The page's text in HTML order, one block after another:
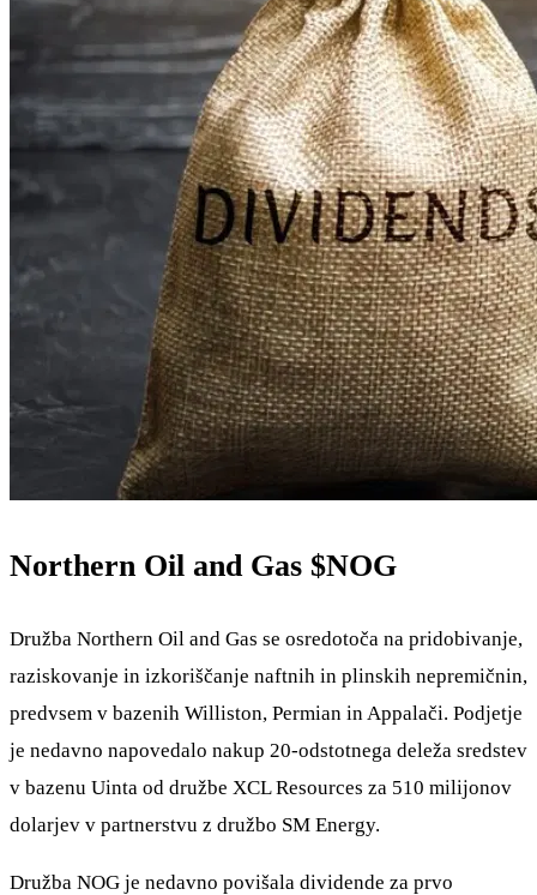
Northern Oil and Gas $NOG
Družba Northern Oil and Gas se osredotoča na pridobivanje,
raziskovanje in izkoriščanje naftnih in plinskih nepremičnin,
predvsem v bazenih Williston, Permian in Appalači. Podjetje
je nedavno napovedalo nakup 20-odstotnega deleža sredstev
v bazenu Uinta od družbe XCL Resources za 510 milijonov
dolarjev v partnerstvu z družbo SM Energy.
Družba NOG je nedavno povišala dividende za prvo